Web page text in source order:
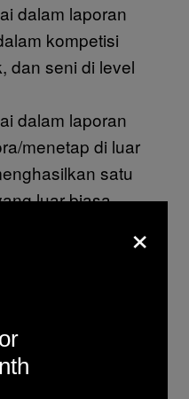
dalam laporan
kompetisi
dan seni di level
dalam laporan
menetap di luar
satu
luar biasa.
di dalam
Enggak semua
biasa aja,
kayaknya selama
×